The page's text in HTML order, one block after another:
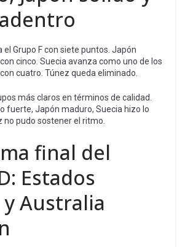
el Grupo F con siete puntos. Japón
cinco. Suecia avanza como uno de los
cuatro. Túnez queda eliminado.
más claros en términos de calidad.
fuerte, Japón maduro, Suecia hizo lo
no pudo sostener el ritmo.
final del
Estados
Australia